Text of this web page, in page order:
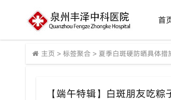
首
主页 > 标签聚合 > 夏季白斑硬防晒具体措